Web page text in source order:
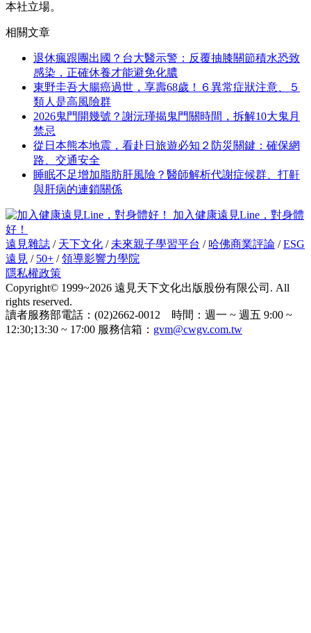
本社立場。
相關文章
退休瘋跟團出國？台大醫示警：反覆抽膝關節積水恐致
感染，正確休養才能避免化膿
東野圭吾大腸癌過世，享壽68歲！６異常症狀注意、５
類人是高風險群
2026鬼門開幾號？謝沅瑾揭鬼門關時間，拆解10大鬼月
禁忌
從日本熊本地震，看赴日旅遊必知２防災關鍵：確保網
路、交通安全
睡眠不足增加脂肪肝風險？醫師解析代謝症候群、打鼾
與肝病的連鎖關係
加入健康遠見Line，對身體
好！
遠見雜誌 / 天下文化 / 未來親子學習平台 / 哈佛商業評論 /ESG
遠見 / 50+ /領導影響力學院
隱私權政策
Copyright© 1999~2026 遠見天下文化出版股份有限公司. All
rights reserved.
讀者服務部電話：(02)2662-0012 時間：週一 ~ 週五 9:00 ~
12:30;13:30 ~ 17:00 服務信箱： gvm@cwgv.com.tw